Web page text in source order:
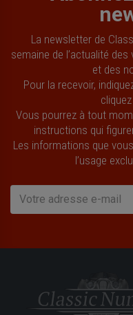
La newsletter de
semaine de l’actualité
et des
Pour la recevoir,
Vous pourrez à tout
instructions qui
Les informations que
l’usage